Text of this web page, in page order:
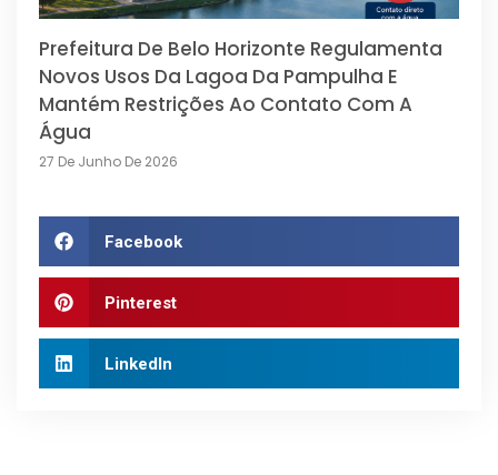
Prefeitura De Belo Horizonte Regulamenta
Novos Usos Da Lagoa Da Pampulha E
Mantém Restrições Ao Contato Com A
Água
27 De Junho De 2026
Facebook
Pinterest
LinkedIn